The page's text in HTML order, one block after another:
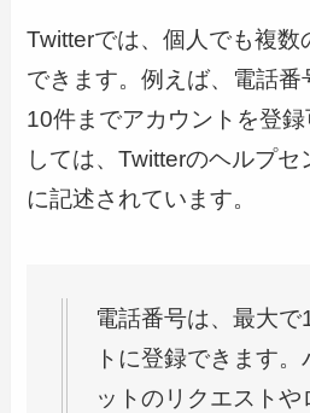
Twitterでは、個人でも複
できます。例えば、電話
10件までアカウントを登
しては、Twitterのヘルプセ
に記述されています。
電話番号は、最大
トに登録できます
ットのリクエスト